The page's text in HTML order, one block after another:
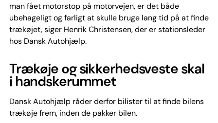
man fået motorstop på motorvejen, er det både
ubehageligt og farligt at skulle bruge lang tid på at finde
trækøjet, siger Henrik Christensen, der er stationsleder
hos Dansk Autohjælp.
Trækøje og sikkerhedsveste skal
i handskerummet
Dansk Autohjælp råder derfor bilister til at finde bilens
trækøje frem, inden de pakker bilen.